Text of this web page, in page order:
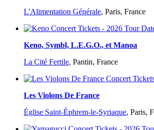
L'Alimentation Générale, Paris, France
Keno, Symbl, L.E.G.O., et Manoa
La Cité Fertile, Pantin, France
Les Violons De France
Église Saint-Éphrem-le-Syriaque, Paris,